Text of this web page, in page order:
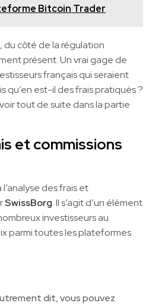
Bitcoin Trader
du côté de la régulation
présent. Un vrai gage de
français qui seraient
qu’en est-il des frais pratiqués ?
tout de suite dans la partie
et commissions
des frais et
SwissBorg. Il s’agit d’un élément
investisseurs au
parmi toutes les plateformes
dit, vous pouvez